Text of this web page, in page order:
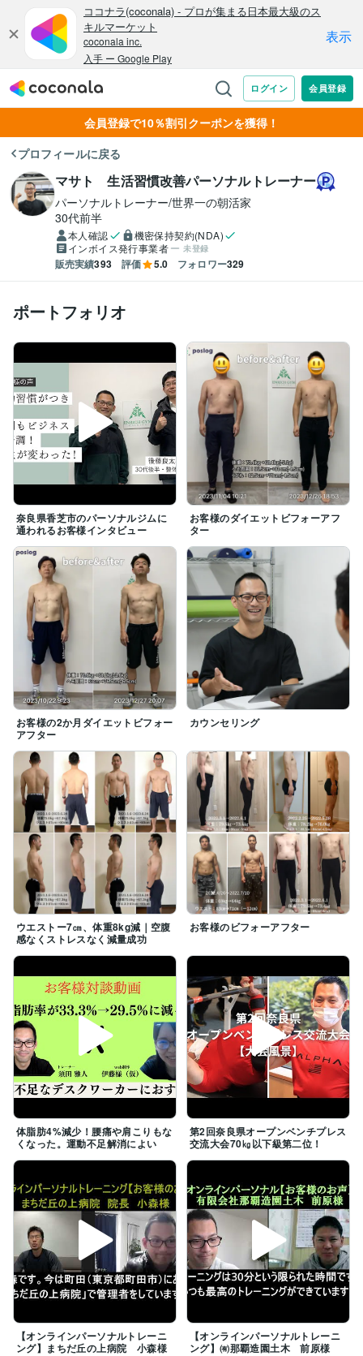
会員登録で10％割引クーポンを獲得！
プロフィールに戻る
マサト 生活習慣改善パーソナルトレーナー
パーソナルトレーナー/世界一の朝活家
30代前半
本人確認
機密保持契約(NDA)
インボイス発行事業者
未登録
販売実績393 評価 5.0 フォロワー329
ポートフォリオ
奈良県香芝市のパーソナルジムに
通われるお客様インタビュー
お客様のダイエットビフォーアフ
ター
お客様の2か月ダイエットビフォー
アフター
カウンセリング
ウエストー7㎝、体重8kg減｜空腹
感なくストレスなく減量成功
お客様のビフォーアフター
体脂肪4%減少！腰痛や肩こりもな
くなった。運動不足解消によい
第2回奈良県オープンベンチプレス
交流大会70㎏以下級第二位！
【オンラインパーソナルトレーニ
ング】まちだ丘の上病院 小森様
【オンラインパーソナルトレーニ
ング】㈲那覇造園土木 前原様